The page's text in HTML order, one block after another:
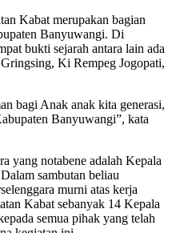
Kabat merupakan bagian
Banyuwangi. Di
bukti sejarah antara lain ada
Ki Rempeg Jogopati,
bagi Anak anak kita generasi,
Banyuwangi”, kata
yang notabene adalah Kepala
sambutan beliau
murni atas kerja
Kabat sebanyak 14 Kepala
semua pihak yang telah